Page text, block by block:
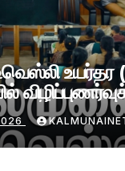
உயர்தர